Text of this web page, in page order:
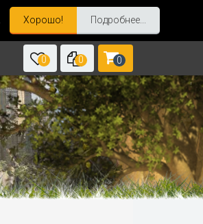
Хорошо! Подробнее...
0 0 0